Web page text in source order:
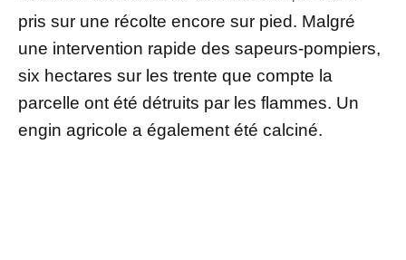
pris sur une récolte encore sur pied. Malgré
une intervention rapide des sapeurs-pompiers,
six hectares sur les trente que compte la
parcelle ont été détruits par les flammes. Un
engin agricole a également été calciné.